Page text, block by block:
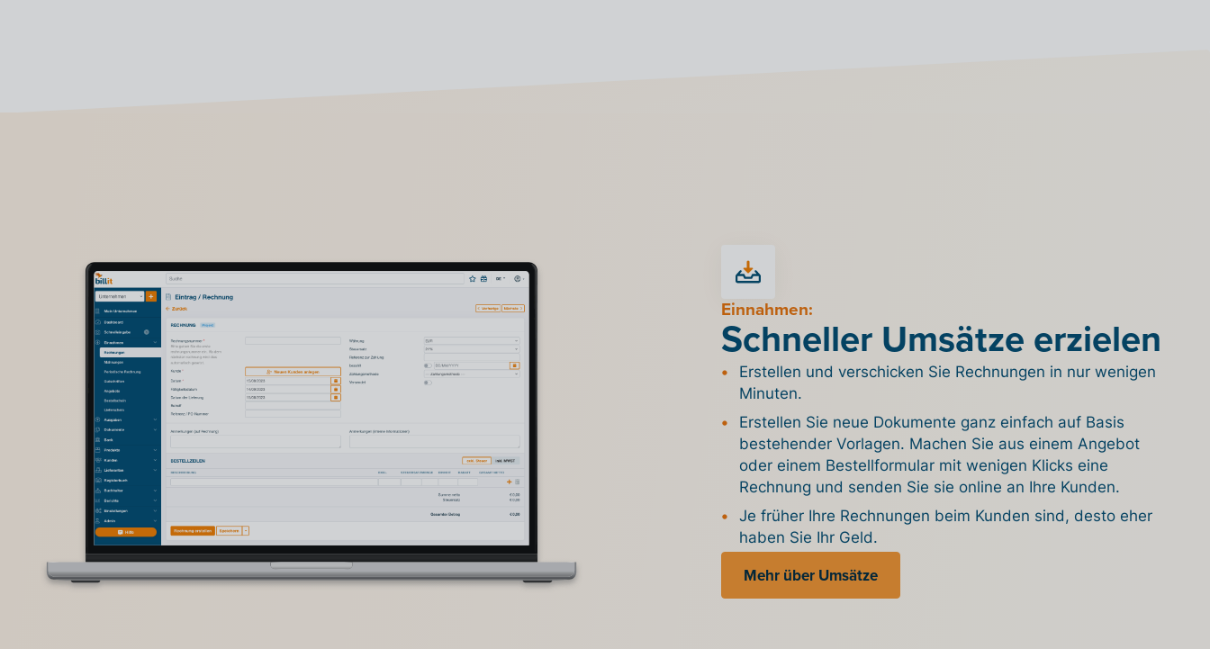
Einnahmen:
Schneller Umsätze erzielen
Erstellen und verschicken Sie Rechnungen in nur wenigen
Minuten.
Erstellen Sie neue Dokumente ganz einfach auf Basis
bestehender Vorlagen. Machen Sie aus einem Angebot
oder einem Bestellformular mit wenigen Klicks eine
Rechnung und senden Sie sie online an Ihre Kunden.
Je früher Ihre Rechnungen beim Kunden sind, desto eher
haben Sie Ihr Geld.
Mehr über Umsätze